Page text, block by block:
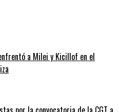
a Milei y Kicillof en el